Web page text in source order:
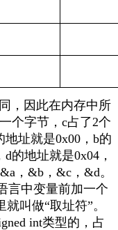
，因此在内存中所
个字节， c占了2个
地址就是0x00 ， b的
d的地址就是0x04 ，
&a ， &b ， &c ， &d。
言中变量前加一个
就叫做“取址符”。
int类型的，占